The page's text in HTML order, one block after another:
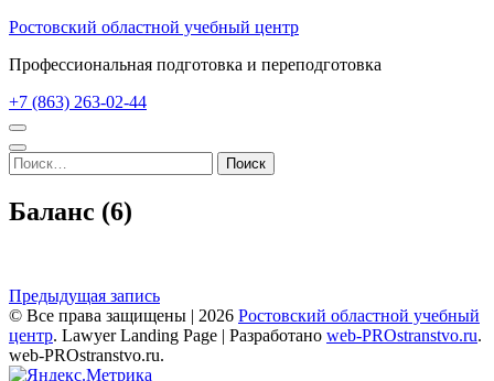
Перейти
содержимому
Enter)
Ростовский областной учебный центр
Профессиональная подготовка и переподготовка
+7 (863) 263-02-44
Найти:
Баланс (6)
Навигация
по
записям
Предыдущая запись
© Все права защищены | 2026 Ростовский областной учебный
центр. Lawyer Landing Page | Разработано web-PROstranstvo.ru.
web-PROstranstvo.ru.